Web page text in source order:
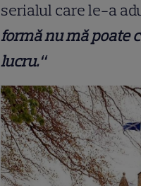
serialul care le-a
formă nu mă poate
lucru.“